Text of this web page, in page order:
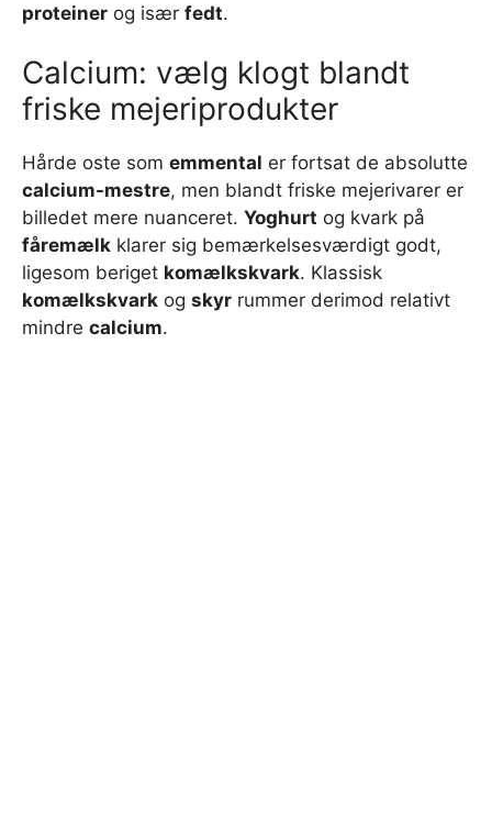
proteiner og især fedt.
Calcium: vælg klogt blandt
friske mejeriprodukter
Hårde oste som emmental er fortsat de absolutte
calcium-mestre, men blandt friske mejerivarer er
billedet mere nuanceret. Yoghurt og kvark på
fåremælk klarer sig bemærkelsesværdigt godt,
ligesom beriget komælkskvark. Klassisk
komælkskvark og skyr rummer derimod relativt
mindre calcium.